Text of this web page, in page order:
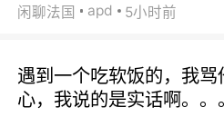
闲聊法国 apd 5小时前
遇到一个吃软饭的，我
心，我说的是实话啊。